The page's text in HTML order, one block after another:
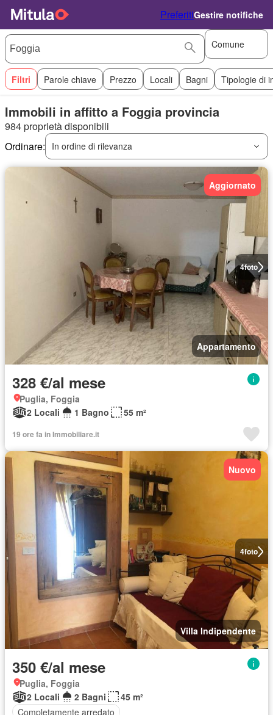
PreferitiGestire notifiche
Comune
Filtri Parole chiave Prezzo Locali Bagni Tipologie di
Immobili in affitto a Foggia provincia
984 proprietà disponibili
Ordinare:
In ordine di rilevanza
4foto
Aggiornato
Appartamento
328 €/al mese
Puglia, Foggia
2 Locali
1 Bagno 55 m²
19 ore fa in Immobiliare.it
4foto
Nuovo
Villa Indipendente
350 €/al mese
Puglia, Foggia
2 Locali
2 Bagni
45 m²
Completamente arredato